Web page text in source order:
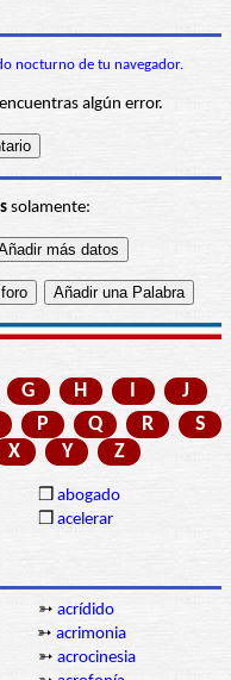
nocturno de tu navegador.
algún error.
solamente:
G H I
J
P Q R
S
X Y Z
❒ abogado
❒ acelerar
➳ acrídido
➳ acrimonia
➳ acrocinesia